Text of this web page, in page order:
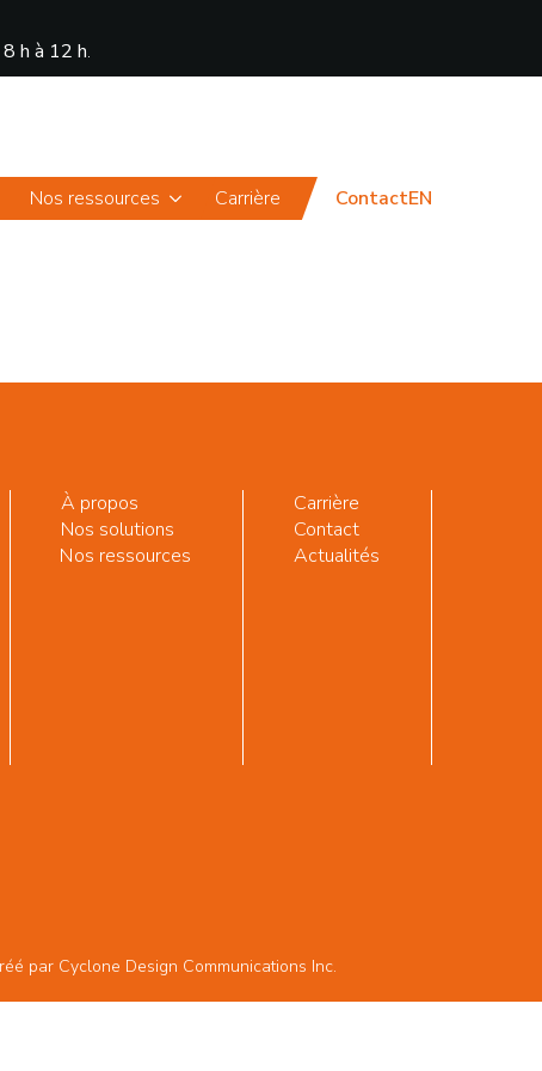
8 h à 12 h.
Nos ressources Carrière ContactEN
À propos
Nos solutions
Nos ressources
Carrière
Contact
Actualités
par Cyclone Design Communications Inc.